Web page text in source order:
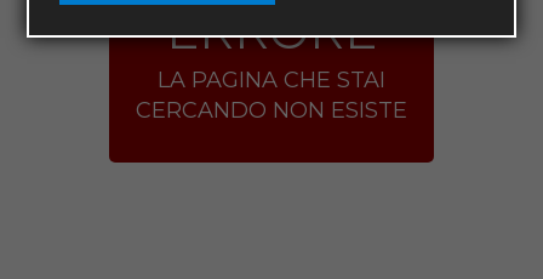
ERRORE
LA PAGINA CHE STAI
CERCANDO NON ESISTE